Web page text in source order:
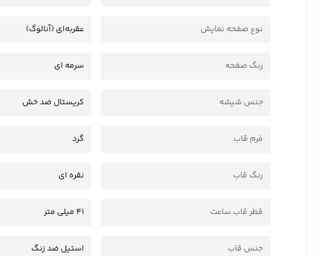
نوع صفحه نمایش عقربه‌ای (آنالوگ)
رنگ صفحه سرمه ای
جنس شیشه کریستال ضد خش
فرم قاب گرد
رنگ قاب نقره ای
قطر قاب ساعت 41 میلی متر
جنس قاب استیل ضد زنگ